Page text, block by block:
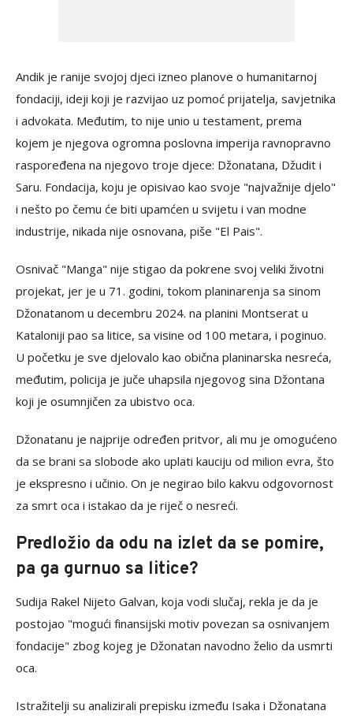
Andik je ranije svojoj djeci izneo planove o humanitarnoj
fondaciji, ideji koji je razvijao uz pomoć prijatelja, savjetnika
i advokata. Međutim, to nije unio u testament, prema
kojem je njegova ogromna poslovna imperija ravnopravno
raspoređena na njegovo troje djece: Džonatana, Džudit i
Saru. Fondacija, koju je opisivao kao svoje "najvažnije djelo"
i nešto po čemu će biti upamćen u svijetu i van modne
industrije, nikada nije osnovana, piše "El Pais".
Osnivač "Manga" nije stigao da pokrene svoj veliki životni
projekat, jer je u 71. godini, tokom planinarenja sa sinom
Džonatanom u decembru 2024. na planini Montserat u
Kataloniji pao sa litice, sa visine od 100 metara, i poginuo.
U početku je sve djelovalo kao obična planinarska nesreća,
međutim, policija je juče uhapsila njegovog sina Džontana
koji je osumnjičen za ubistvo oca.
Džonatanu je najprije određen pritvor, ali mu je omogućeno
da se brani sa slobode ako uplati kauciju od milion evra, što
je ekspresno i učinio. On je negirao bilo kakvu odgovornost
za smrt oca i istakao da je riječ o nesreći.
Predložio da odu na izlet da se pomire,
pa ga gurnuo sa litice?
Sudija Rakel Nijeto Galvan, koja vodi slučaj, rekla je da je
postojao "mogući finansijski motiv povezan sa osnivanjem
fondacije" zbog kojeg je Džonatan navodno želio da usmrti
oca.
Istražitelji su analizirali prepisku između Isaka i Džonatana